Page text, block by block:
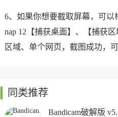
6、如果你想要截取屏幕，可以
nap 12【捕获桌面】、【捕获
区域、单个网页，截图成功，
同类推荐
Bandicam破解版